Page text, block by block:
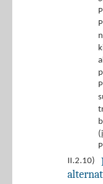
II.2.10)